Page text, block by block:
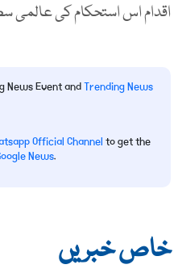
اقدام اس استحکام کی عالمی
News Event andTrending News
Official Channelto get the
News
خاص خبریں